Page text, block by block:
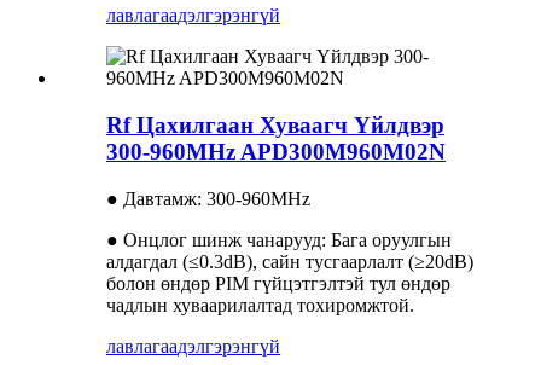
лавлагаадэлгэрэнгүй
Rf Цахилгаан Хуваагч Үйлдвэр
300-960MHz APD300M960M02N
● Давтамж: 300-960MHz
● Онцлог шинж чанарууд: Бага оруулгын
алдагдал (≤0.3dB), сайн тусгаарлалт (≥20dB)
болон өндөр PIM гүйцэтгэлтэй тул өндөр
чадлын хуваарилалтад тохиромжтой.
лавлагаадэлгэрэнгүй